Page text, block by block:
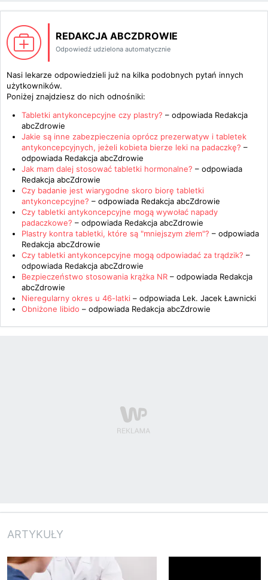
REDAKCJA ABCZDROWIE
Odpowiedź udzielona automatycznie
Nasi lekarze odpowiedzieli już na kilka podobnych pytań innych
użytkowników.
Poniżej znajdziesz do nich odnośniki:
Tabletki antykoncepcyjne czy plastry? – odpowiada Redakcja
abcZdrowie
Jakie są inne zabezpieczenia oprócz prezerwatyw i tabletek
antykoncepcyjnych, jeżeli kobieta bierze leki na padaczkę? –
odpowiada Redakcja abcZdrowie
Jak mam dalej stosować tabletki hormonalne? – odpowiada
Redakcja abcZdrowie
Czy badanie jest wiarygodne skoro biorę tabletki
antykoncepcyjne? – odpowiada Redakcja abcZdrowie
Czy tabletki antykoncepcyjne mogą wywołać napady
padaczkowe? – odpowiada Redakcja abcZdrowie
Plastry kontra tabletki, które są "mniejszym złem"? – odpowiada
Redakcja abcZdrowie
Czy tabletki antykoncepcyjne mogą odpowiadać za trądzik? –
odpowiada Redakcja abcZdrowie
Bezpieczeństwo stosowania krążka NR – odpowiada Redakcja
abcZdrowie
Nieregularny okres u 46-latki – odpowiada Lek. Jacek Ławnicki
Obniżone libido – odpowiada Redakcja abcZdrowie
ARTYKUŁY